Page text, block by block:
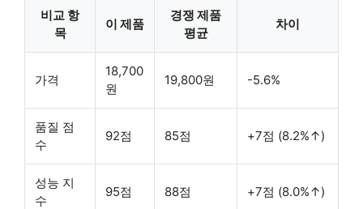
비교 항
목
이 제품
경쟁 제품
평균
차이
가격
18,700
원
19,800원 -5.6%
품질 점
수
92점 85점 +7점 (8.2%↑)
성능 지
수
95점 88점 +7점 (8.0%↑)